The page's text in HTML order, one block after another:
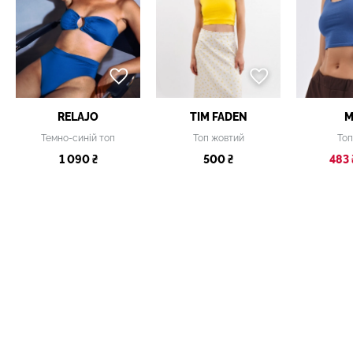
RELAJO
Темно-синій топ
1 090 ₴
TIM FADEN
Топ жовтий
500 ₴ 483